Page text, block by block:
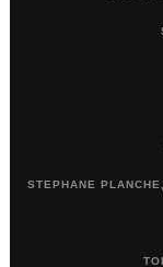
STEPHANE